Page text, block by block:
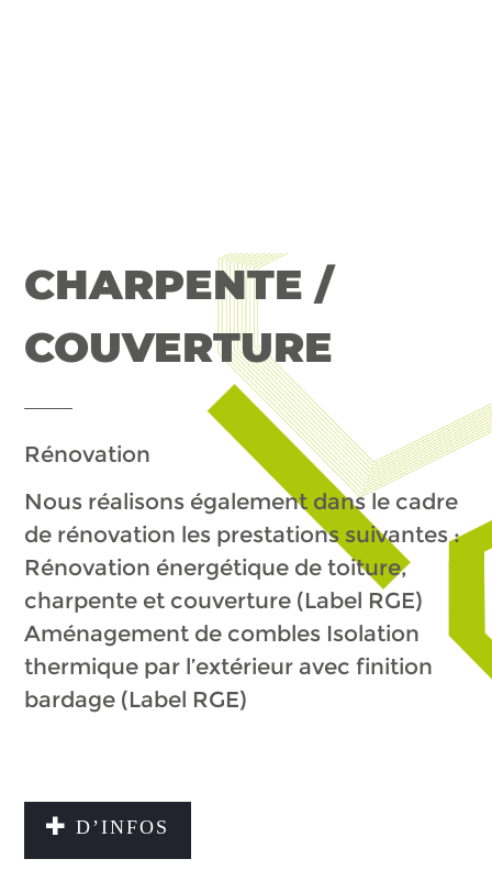
CHARPENTE /
COUVERTURE
Rénovation
Nous réalisons également dans le cadre
de rénovation les prestations suivantes :
Rénovation énergétique de toiture,
charpente et couverture (Label RGE)
Aménagement de combles Isolation
thermique par l’extérieur avec finition
bardage (Label RGE)
D’INFOS